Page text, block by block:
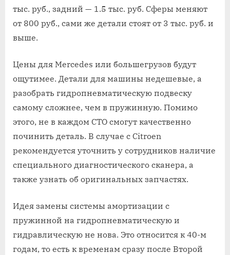
тыс. руб., задний — 1.5 тыс. руб. Сферы меняют
от 800 руб., сами же детали стоят от 3 тыс. руб. и
выше.
Цены для Mercedes или большегрузов будут
ощутимее. Детали для машины недешевые, а
разобрать гидропневматическую подвеску
самому сложнее, чем в пружинную. Помимо
этого, не в каждом СТО смогут качественно
починить деталь. В случае с Citroen
рекомендуется уточнить у сотрудников наличие
специального диагностического сканера, а
также узнать об оригинальных запчастях.
Идея замены системы амортизации с
пружинной на гидропневматическую и
гидравлическую не нова. Это относится к 40-м
годам, то есть к временам сразу после Второй